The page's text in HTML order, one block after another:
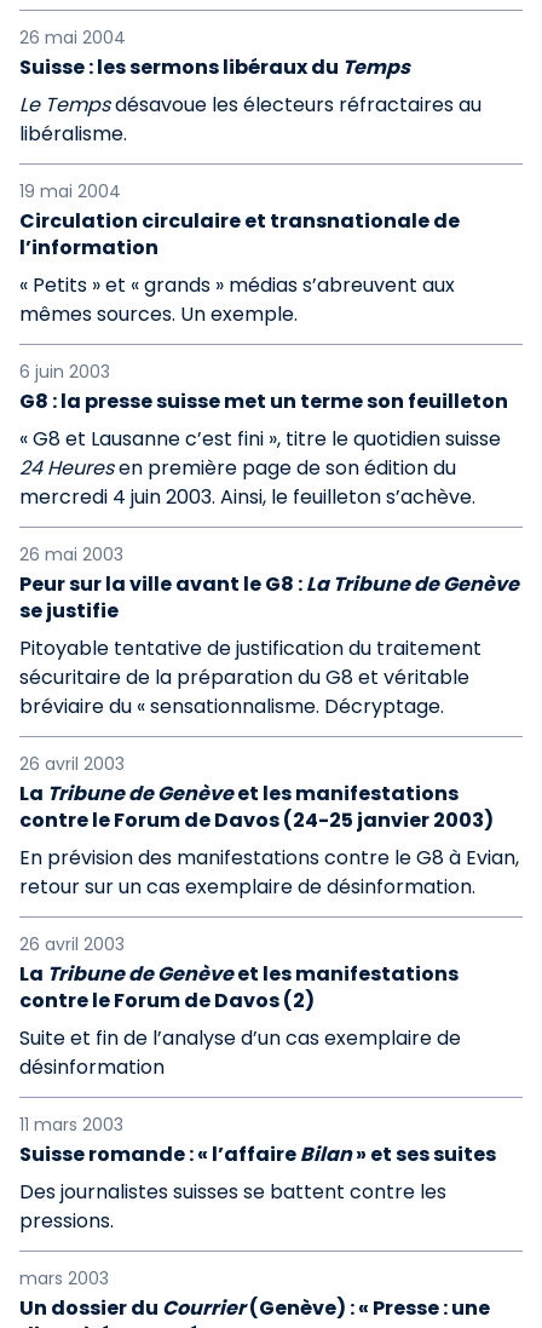
26 mai 2004
Suisse : les sermons libéraux du Temps
Le Tempsdésavoue les électeurs réfractaires au
libéralisme.
19 mai 2004
Circulation circulaire et transnationale de
l’information
« Petits » et « grands » médias s’abreuvent aux
mêmes sources. Un exemple.
6 juin 2003
G8 : la presse suisse met un terme son feuilleton
« G8 et Lausanne c’est fini », titre le quotidien suisse
24 Heuresen première page de son édition du
mercredi 4 juin 2003. Ainsi, le feuilleton s’achève.
26 mai 2003
Peur sur la ville avant le G8 :La Tribune de Genève
se justifie
Pitoyable tentative de justification du traitement
sécuritaire de la préparation du G8 et véritable
bréviaire du « sensationnalisme. Décryptage.
26 avril 2003
La Tribune de Genèveet les manifestations
contre le Forum de Davos (24-25 janvier 2003)
En prévision des manifestations contre le G8 à Evian,
retour sur un cas exemplaire de désinformation.
26 avril 2003
La Tribune de Genèveet les manifestations
contre le Forum de Davos (2)
Suite et fin de l’analyse d’un cas exemplaire de
désinformation
11 mars 2003
Suisse romande : « l’affaireBilan» et ses suites
Des journalistes suisses se battent contre les
pressions.
mars 2003
Un dossier du Courrier(Genève) : « Presse : une